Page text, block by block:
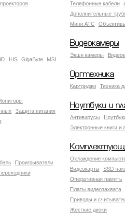
Телефонные кабели
Дополнительные
Мини АТС
Видеокамеры
Экшн камеры
HIS GigaByte
MSI
Оргтехника
Картриджи Техника
Защита питания
Ноутбуки и
Антивирусы
Электронные книги и
Охлаждение
Видеокарты
SSD
Оперативная память
Платы видеозахвата
Приводы и
Жесткие диски
Проигрыватели